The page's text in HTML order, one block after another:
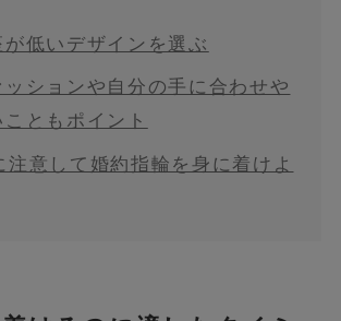
が低いデザインを選ぶ
ッションや自分の手に合わせや
こともポイント
注意して婚約指輪を身に着けよ